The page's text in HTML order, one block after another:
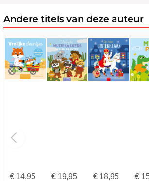
Andere titels van deze auteur
€14,95 €19,95 € 18,95 €